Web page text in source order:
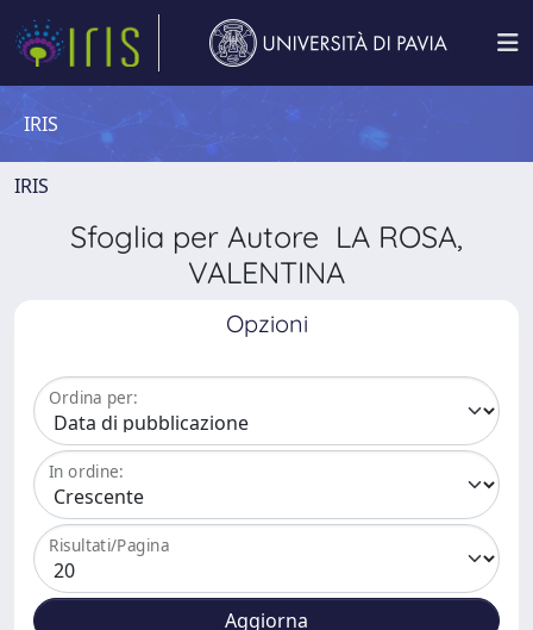
IRIS
IRIS
Sfoglia per Autore LA ROSA,
VALENTINA
Opzioni
Ordina per:
In ordine:
Risultati/Pagina